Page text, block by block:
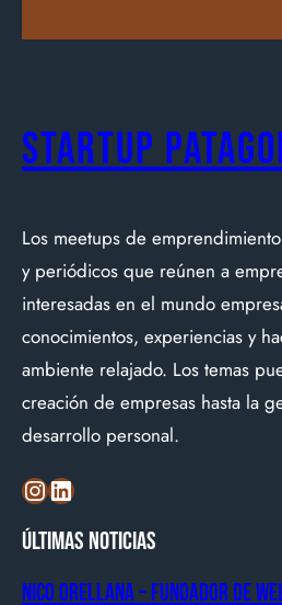
Startup
Los meetups de
y periódicos que reúnen a
interesadas en el mundo
conocimientos, experiencias y
ambiente relajado. Los temas
creación de empresas hasta la
desarrollo personal.
InstagramLinkedIn
Últimas noticias
Nico Orellana – Fundador de